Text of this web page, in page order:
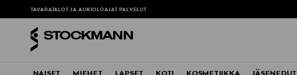
TAVARATALOT JA AUKIOLOAJAT PALVELUT